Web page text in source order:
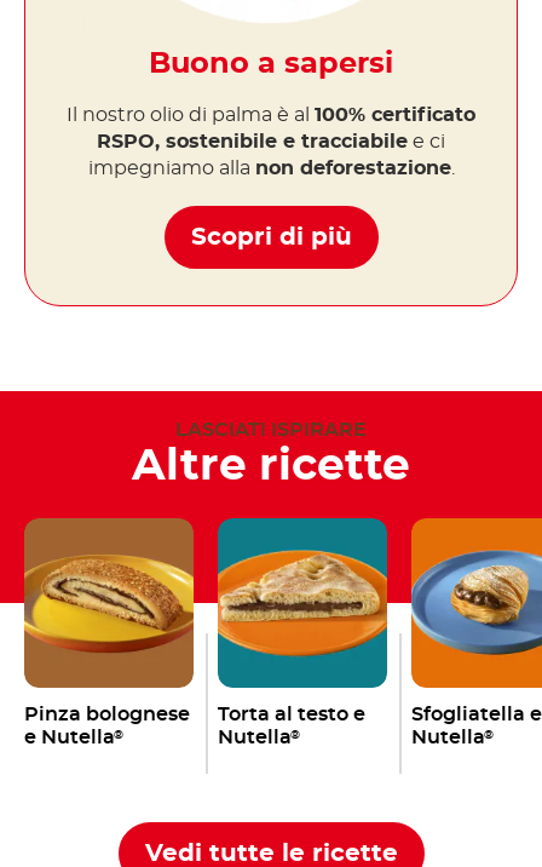
Buono a sapersi
Il nostro olio di palma è al 100% certificato
RSPO, sostenibile e tracciabile e ci
impegniamo alla non deforestazione.
Scopri di più
LASCIATI ISPIRARE
Altre ricette
Pinza bolognese
e Nutella®
Torta al testo e
Nutella®
Sfogliatella e
Nutella®
Vedi tutte le ricette